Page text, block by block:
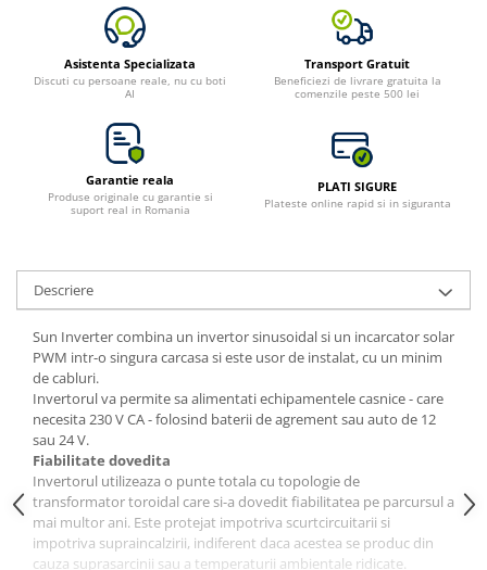
Asistenta Specializata
Discuti cu persoane reale, nu cu boti
AI
Transport Gratuit
Beneficiezi de livrare gratuita la
comenzile peste 500 lei
Garantie reala
Produse originale cu garantie si
suport real in Romania
PLATI SIGURE
Plateste online rapid si in siguranta
Descriere
Sun Inverter combina un invertor sinusoidal si un incarcator solar
PWM intr-o singura carcasa si este usor de instalat, cu un minim
de cabluri.
Invertorul va permite sa alimentati echipamentele casnice - care
necesita 230 V CA - folosind baterii de agrement sau auto de 12
sau 24 V.
Fiabilitate dovedita
Invertorul utilizeaza o punte totala cu topologie de
transformator toroidal care si-a dovedit fiabilitatea pe parcursul a
mai multor ani. Este protejat impotriva scurtcircuitarii si
impotriva supraincalzirii, indiferent daca acestea se produc din
cauza suprasarcinii sau a temperaturii ambientale ridicate.